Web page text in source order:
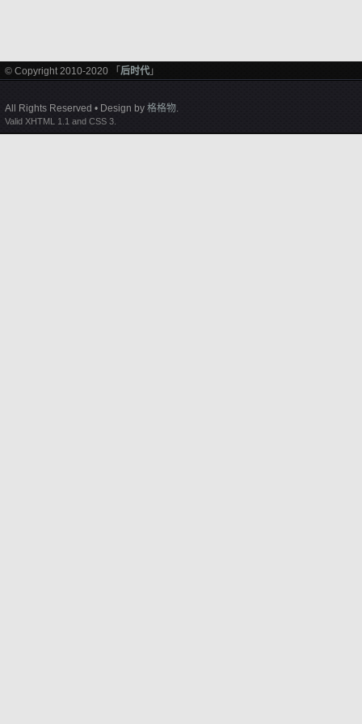
© Copyright 2010-2020 「 后时代 」
All Rights Reserved • Design by 格格物.
Valid XHTML 1.1 and CSS 3.